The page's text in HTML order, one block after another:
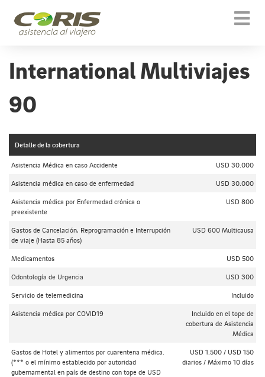
International Multiviajes
90
Detalle de la cobertura
Asistencia Médica en caso Accidente USD 30.000
Asistencia médica en caso de enfermedad USD 30.000
Asistencia médica por Enfermedad crónica o
preexistente
USD 800
Gastos de Cancelación, Reprogramación e Interrupción
de viaje (Hasta 85 años)
USD 600 Multicausa
Medicamentos USD 500
Odontología de Urgencia USD 300
Servicio de telemedicina Incluido
Asistencia médica por COVID19
Incluido en el tope de
cobertura de Asistencia
Médica
Gastos de Hotel y alimentos por cuarentena médica.
(*** o el mínimo establecido por autoridad
gubernamental en país de destino con tope de USD
USD 1.500 / USD 150
diarios / Máximo 10 días